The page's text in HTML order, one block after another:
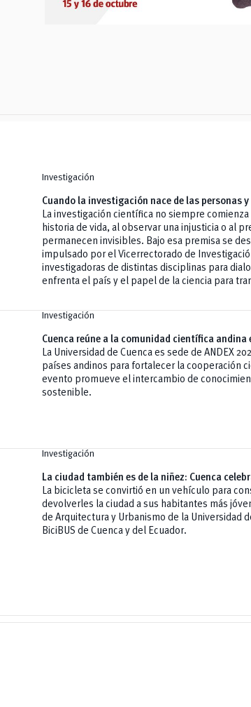
Investigación
Cuando la investigación nace de las personas
La investigación científica no siempre
historia de vida, al observar una injusticia o al
permanecen invisibles. Bajo esa premisa se
impulsado por el Vicerrectorado de
investigadoras de distintas disciplinas para
enfrenta el país y el papel de la ciencia para
Investigación
Cuenca reúne a la comunidad científica andina
La Universidad de Cuenca es sede de ANDEX
países andinos para fortalecer la cooperación
evento promueve el intercambio de
sostenible.
Investigación
La ciudad también es de la niñez: Cuenca
La bicicleta se convirtió en un vehículo para
devolverles la ciudad a sus habitantes más
de Arquitectura y Urbanismo de la Universidad
BiciBUS de Cuenca y del Ecuador.